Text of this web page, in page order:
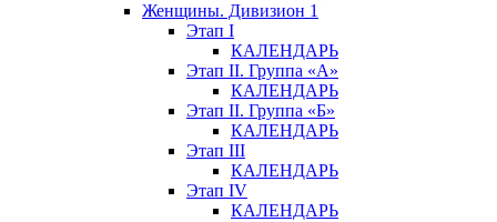
Женщины. Дивизион 1
Этап I
КАЛЕНДАРЬ
Этап II. Группа «А»
КАЛЕНДАРЬ
Этап II. Группа «Б»
КАЛЕНДАРЬ
Этап III
КАЛЕНДАРЬ
Этап IV
КАЛЕНДАРЬ